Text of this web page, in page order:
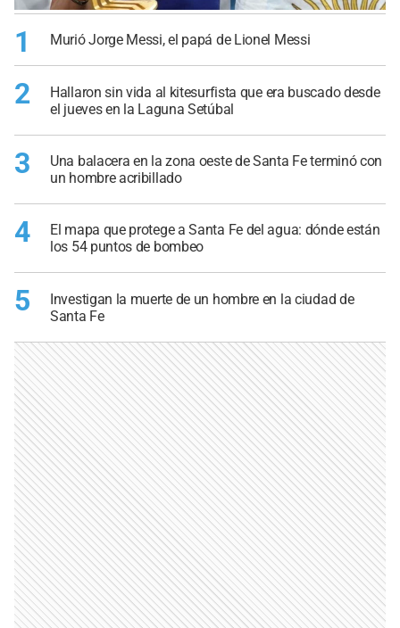
1 Murió Jorge Messi, el papá de Lionel Messi
2
Hallaron sin vida al kitesurfista que era buscado desde
el jueves en la Laguna Setúbal
3
Una balacera en la zona oeste de Santa Fe terminó con
un hombre acribillado
4
El mapa que protege a Santa Fe del agua: dónde están
los 54 puntos de bombeo
5
Investigan la muerte de un hombre en la ciudad de
Santa Fe